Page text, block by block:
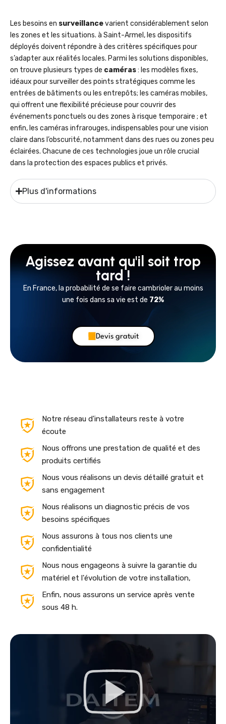
Les besoins en surveillancevarient considérablement selon
les zones et les situations. à Saint-Armel, les dispositifs
déployés doivent répondre à des critères spécifiques pour
s’adapter aux réalités locales. Parmi les solutions disponibles,
on trouve plusieurs types de caméras: les modèles fixes,
idéaux pour surveiller des points stratégiques comme les
entrées de bâtiments ou les entrepôts; les caméras mobiles,
qui offrent une flexibilité précieuse pour couvrir des
événements ponctuels ou des zones à risque temporaire ; et
enfin, les caméras infrarouges, indispensables pour une vision
claire dans l’obscurité, notamment dans des rues ou zones peu
éclairées. Chacune de ces technologies joue un rôle crucial
dans la protection des espaces publics et privés.
Plus d'informations
Agissez avant qu'il soit trop
tard !
En France, la probabilité de se faire cambrioler au moins
une fois dans sa vie est de 72%
Devis gratuit
Notre réseau d'installateurs reste à votre
écoute
Nous offrons une prestation de qualité et des
produits certifiés
Nous vous réalisons un devis détaillé gratuit et
sans engagement
Nous réalisons un diagnostic précis de vos
besoins spécifiques
Nous assurons à tous nos clients une
confidentialité
Nous nous engageons à suivre la garantie du
matériel et l'évolution de votre installation,
Enfin, nous assurons un service après vente
sous 48 h.